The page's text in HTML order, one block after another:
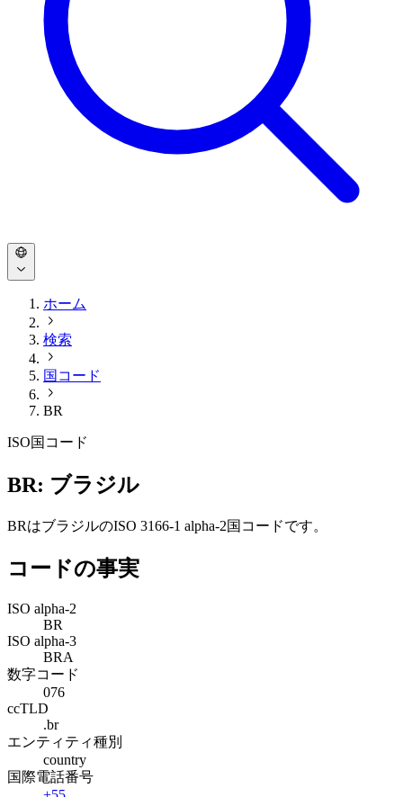
ホーム
検索
国コード
BR
ISO国コード
BR: ブラジル
BRはブラジルのISO 3166-1 alpha-2国コードです。
コードの事実
ISO alpha-2
BR
ISO alpha-3
BRA
数字コード
076
ccTLD
.br
エンティティ種別
country
国際電話番号